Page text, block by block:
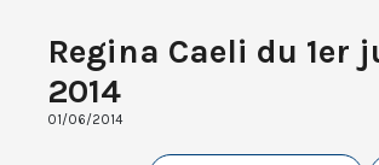
Regina Caeli du 1er
2014
01/06/2014